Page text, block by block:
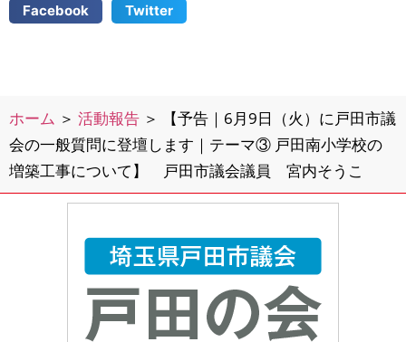
Facebook Twitter
ホーム ＞ 活動報告 ＞
【予告｜6月9日（火）に戸田市議
会の一般質問に登壇します｜テーマ③ 戸田南小学校の
増築工事について】 戸田市議会議員 宮内そうこ